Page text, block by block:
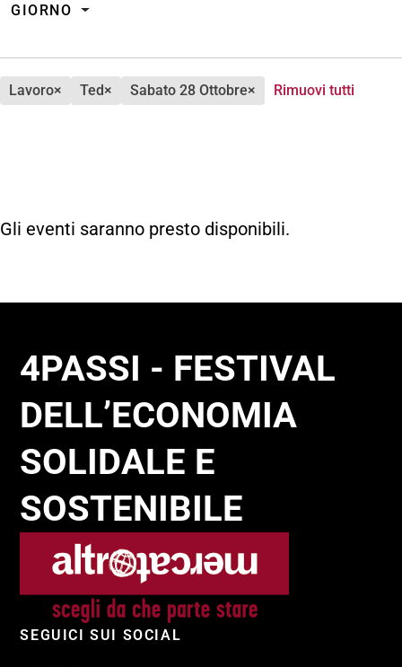
GIORNO
lavoro× ted× sabato 28 Ottobre× Rimuovi tutti
Gli eventi saranno presto disponibili.
4PASSI - FESTIVAL
DELL’ECONOMIA
SOLIDALE E
SOSTENIBILE
SEGUICI SUI SOCIAL